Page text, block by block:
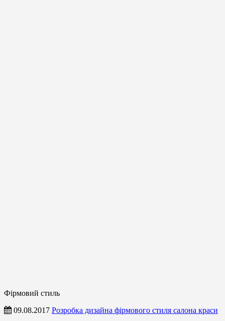
Фірмовий стиль
09.08.2017 Розробка дизайна фірмового стиля салона краси